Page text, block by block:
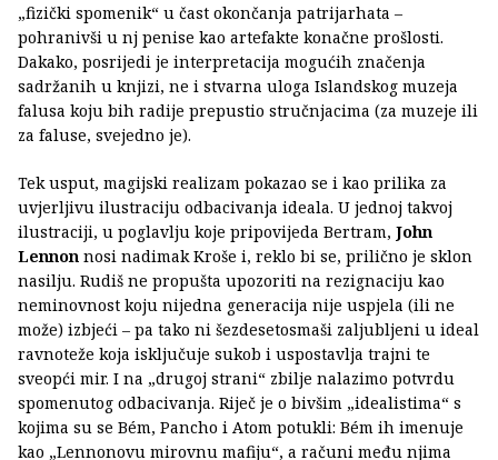
„fizički spomenik“ u čast okončanja patrijarhata –
pohranivši u nj penise kao artefakte konačne prošlosti.
Dakako, posrijedi je interpretacija mogućih značenja
sadržanih u knjizi, ne i stvarna uloga Islandskog muzeja
falusa koju bih radije prepustio stručnjacima (za muzeje ili
za faluse, svejedno je).
Tek usput, magijski realizam pokazao se i kao prilika za
uvjerljivu ilustraciju odbacivanja ideala. U jednoj takvoj
ilustraciji, u poglavlju koje pripovijeda Bertram, John
Lennon nosi nadimak Kroše i, reklo bi se, prilično je sklon
nasilju. Rudiš ne propušta upozoriti na rezignaciju kao
neminovnost koju nijedna generacija nije uspjela (ili ne
može) izbjeći – pa tako ni šezdesetosmaši zaljubljeni u ideal
ravnoteže koja isključuje sukob i uspostavlja trajni te
sveopći mir. I na „drugoj strani“ zbilje nalazimo potvrdu
spomenutog odbacivanja. Riječ je o bivšim „idealistima“ s
kojima su se Bém, Pancho i Atom potukli: Bém ih imenuje
kao „Lennonovu mirovnu mafiju“, a računi među njima